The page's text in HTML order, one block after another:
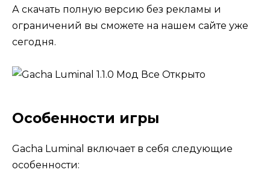
А скачать полную версию без рекламы и
ограничений вы сможете на нашем сайте уже
сегодня.
Особенности игры
Gacha Luminal включает в себя следующие
особенности: